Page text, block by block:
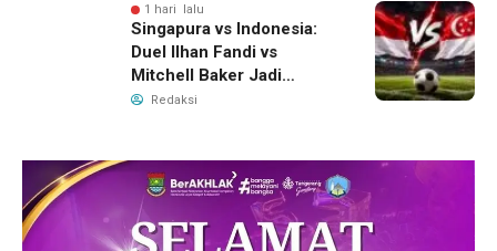
1 hari lalu
Singapura vs Indonesia:
Duel Ilhan Fandi vs
Mitchell Baker Jadi
Sorotan di Piala AFF 2026
Redaksi